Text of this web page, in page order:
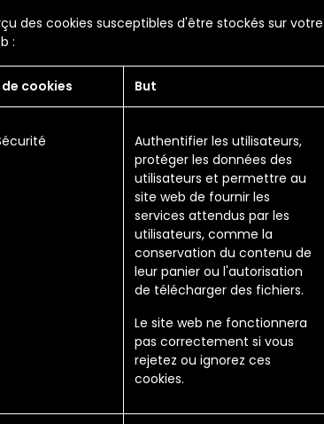
des cookies susceptibles d'être stockés sur
:
cookies But
Authentifier les utilisateurs,
protéger les données des
utilisateurs et permettre au
site web de fournir les
services attendus par les
utilisateurs, comme la
conservation du contenu de
leur panier ou l'autorisation
de télécharger des fichiers.
Le site web ne fonctionnera
pas correctement si vous
rejetez ou ignorez ces
cookies.